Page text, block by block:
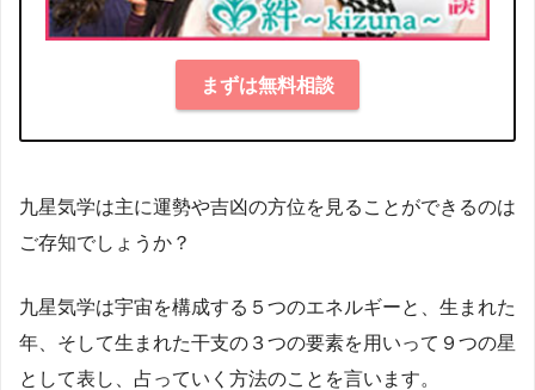
まずは無料相談
九星気学は主に運勢や吉凶の方位を見ることができるのは
ご存知でしょうか？
九星気学は宇宙を構成する５つのエネルギーと、生まれた
年、そして生まれた干支の３つの要素を用いって９つの星
として表し、占っていく方法のことを言います。